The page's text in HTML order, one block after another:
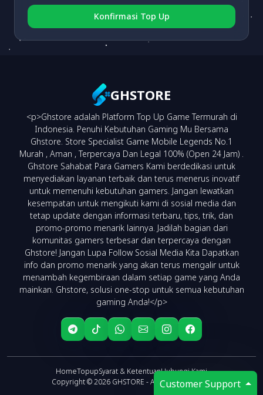
NEO VA(fee 3.000)
Konfirmasi Top Up
GHSTORE
<p>Ghstore adalah Platform Top Up Game Termurah di
Indonesia. Penuhi Kebutuhan Gaming Mu Bersama
Ghstore. Store Specialist Game Mobile Legends No.1
Murah , Aman , Terpercaya Dan Legal 100% (Open 24 Jam) .
Ghstore Sahabat Para Gamers Kami berdedikasi untuk
menyediakan layanan terbaik dan terus menerus inovatif
untuk memenuhi kebutuhan gamers. Jangan lewatkan
kesempatan untuk mengikuti kami di sosial media dan
tetap update dengan informasi terbaru, tips, trik, dan
promo-promo menarik lainnya. Jadilah bagian dari
komunitas gamers terbesar dan terpercaya dengan
Ghstore! Jangan Lupa Follow Sosial Media Kita Dapatkan
info dan promo menarik yang akan terus mengalir untuk
menambah kegembiraan dalam setiap game yang Anda
mainkan. Ghstore, solusi one-stop untuk semua kebutuhan
gaming Anda!</p>
Copyright ©2026 GHSTORE - All Right Reserved
HomeTopupSyarat & KetentuanHubungi Kami
Customer Support